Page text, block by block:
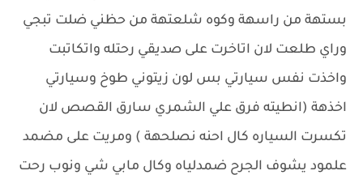
بستهة من راسهة وكوه شلعتهة من حظني ضلت تبجي
وراي طلعت لان اتاخرت على صديقي رحتله واتكاتبت
واخذت نفس سيارتي بس لون زيتوني طوخ وسيارتي
اخذهة (انطيته فرق علي الشمري سارق القصص لان
تكسرت السياره كال احنه نصلحهة ) ومريت على مضمد
علمود يشوف الجرح ضمدلياه وكال مابي شي ونوب رحت